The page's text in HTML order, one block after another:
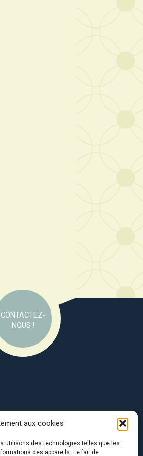
aux cookies
utilisons des technologies telles que les
des appareils. Le fait de
CONTACTEZ-
NOUS !